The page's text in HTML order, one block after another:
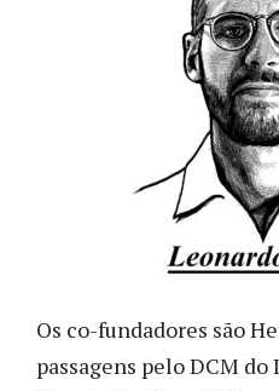
Os co-fundadores são
passagens pelo DCM do